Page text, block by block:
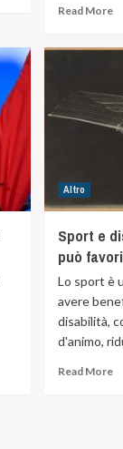
Read More
Altro
Sport e
può
Lo sport è
avere
disabilità,
d'animo,
Read More